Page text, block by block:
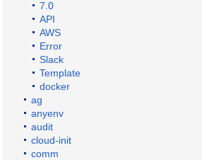
7.0
API
AWS
Error
Slack
Template
docker
ag
anyenv
audit
cloud-init
comm